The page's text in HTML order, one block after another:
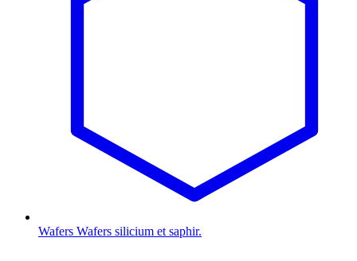
Wafers Wafers silicium et saphir.